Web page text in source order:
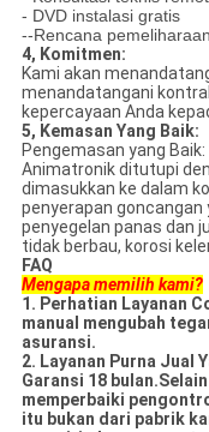
- DVD instalasi gratis
--Rencana pemeliharaan
4, Komitmen:
Kami akan
menandatangani
kepercayaan Anda
5, Kemasan Yang Baik:
Pengemasan yang
Animatronik ditutupi
dimasukkan ke dalam
penyerapan goncangan
penyegelan panas dan
tidak berbau, korosi
FAQ
Mengapa memilih kami?
1. Perhatian Layanan
manual mengubah
asuransi.
2. Layanan Purna Jual
Garansi 18
memperbaiki
itu bukan dari pabrik